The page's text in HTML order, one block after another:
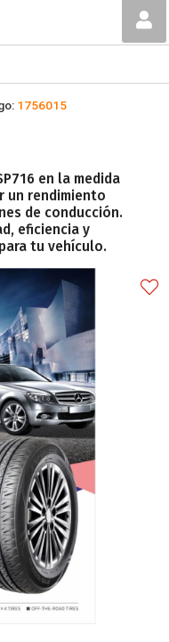
1756015
en la medida
un rendimiento
de conducción.
eficiencia y
tu vehículo.